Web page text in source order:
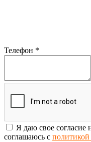
Телефон *
Я даю свое согласие
соглашаюсь с